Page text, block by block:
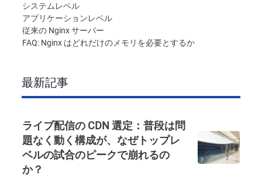
システムレベル
アプリケーションレベル
従来の Nginx サーバー
FAQ: Nginx はどれだけのメモリを必要とするか
最新記事
ライブ配信の CDN 選定：普段は問
題なく動く構成が、なぜトップレ
ベルの試合のピークで崩れるの
か？